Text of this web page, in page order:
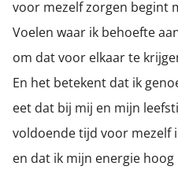
voor mezelf zorgen begint
Voelen waar ik behoefte
om dat voor elkaar te
En het betekent dat ik
eet dat bij mij en mijn
voldoende tijd voor mezelf
en dat ik mijn energie hoog
gebruikt
de
Hierdoor